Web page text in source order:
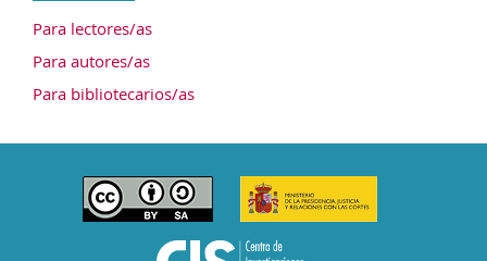
Para lectores/as
Para autores/as
Para bibliotecarios/as